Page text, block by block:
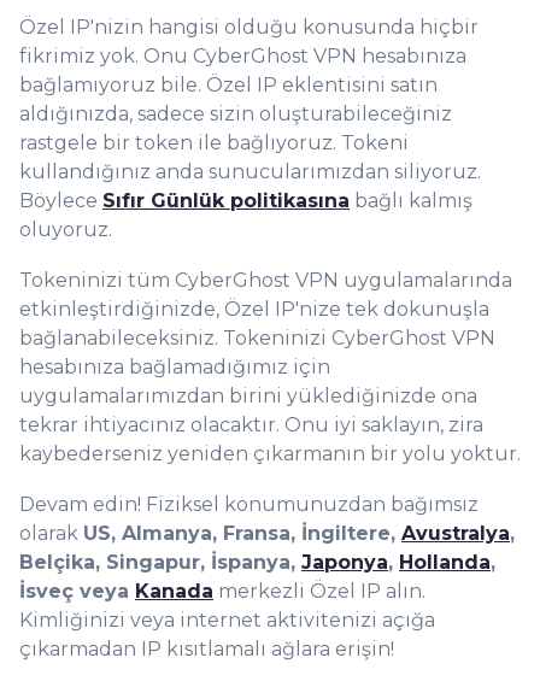
Özel IP'nizin hangisi olduğu konusunda hiçbir
fikrimiz yok. Onu CyberGhost VPN hesabınıza
bağlamıyoruz bile. Özel IP eklentisini satın
aldığınızda, sadece sizin oluşturabileceğiniz
rastgele bir token ile bağlıyoruz. Tokeni
kullandığınız anda sunucularımızdan siliyoruz.
Böylece Sıfır Günlük politikasına bağlı kalmış
oluyoruz.
Tokeninizi tüm CyberGhost VPN uygulamalarında
etkinleştirdiğinizde, Özel IP'nize tek dokunuşla
bağlanabileceksiniz. Tokeninizi CyberGhost VPN
hesabınıza bağlamadığımız için
uygulamalarımızdan birini yüklediğinizde ona
tekrar ihtiyacınız olacaktır. Onu iyi saklayın, zira
kaybederseniz yeniden çıkarmanın bir yolu yoktur.
Devam edin! Fiziksel konumunuzdan bağımsız
olarak US, Almanya, Fransa, İngiltere, Avustralya,
Belçika, Singapur, İspanya, Japonya, Hollanda,
İsveç veya Kanada merkezli Özel IP alın.
Kimliğinizi veya internet aktivitenizi açığa
çıkarmadan IP kısıtlamalı ağlara erişin!